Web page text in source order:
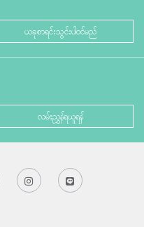
ယခုစာရင်းသွင်းပါဝင်မည်
လမ်းညွှန်ရယူရန်